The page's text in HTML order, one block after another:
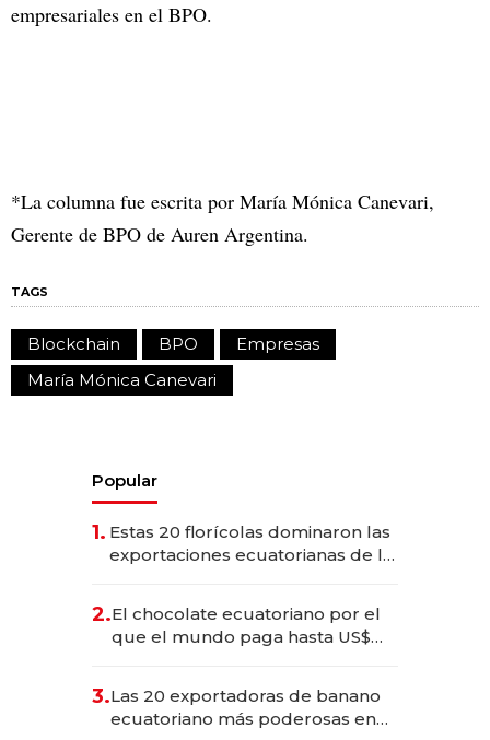
empresariales en el BPO.
*La columna fue escrita por María Mónica Canevari,
Gerente de BPO de Auren Argentina.
TAGS
Blockchain BPO
Empresas
María Mónica Canevari
Popular
1. Estas 20 florícolas dominaron las
exportaciones ecuatorianas de la
2.El chocolate ecuatoriano por el
que el mundo paga hasta US$
3.Las 20 exportadoras de banano
ecuatoriano más poderosas en